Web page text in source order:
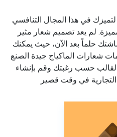
في هذا المجال التنافسي
لم يعد تصميم شعار مثير
حلماً بعد الآن، حيث يمكنك
شعارات الماكياج جيدة الصنع
حسب رغبتك وقم بإنشاء